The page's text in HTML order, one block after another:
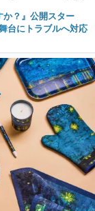
か？』公開スター
台にトラブルへ対応